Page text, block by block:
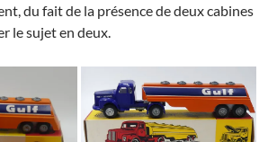
du fait de la présence de deux cabines
le sujet en deux.